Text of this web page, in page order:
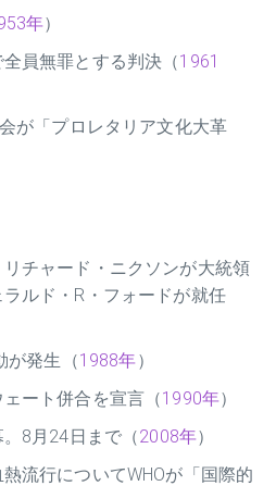
年）
員無罪とする判決（1961
が「プロレタリア文化大革
チャード・ニクソンが大統領
ルド・R・フォードが就任
が発生（1988年）
ート併合を宣言（1990年）
8月24日まで（2008年）
流行についてWHOが「国際的